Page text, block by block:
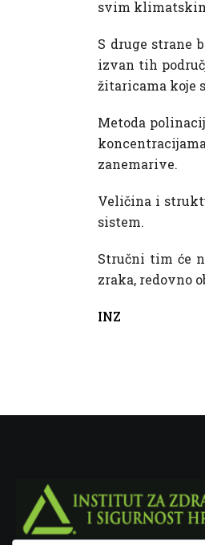
svim
S druge strane
izvan tih
žitaricama koje
Metoda
zanemarive.
Veličina i
sistem.
Stručni tim će
zraka, redovno
INZ